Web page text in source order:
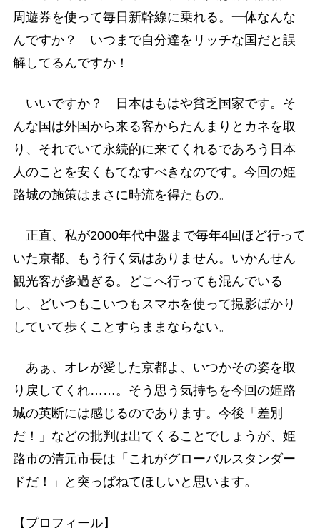
周遊券を使って毎日新幹線に乗れる。一体なんな
んですか？ いつまで自分達をリッチな国だと誤
解してるんですか！
いいですか？ 日本はもはや貧乏国家です。そ
んな国は外国から来る客からたんまりとカネを取
り、それでいて永続的に来てくれるであろう日本
人のことを安くもてなすべきなのです。今回の姫
路城の施策はまさに時流を得たもの。
正直、私が2000年代中盤まで毎年4回ほど行って
いた京都、もう行く気はありません。いかんせん
観光客が多過ぎる。どこへ行っても混んでいる
し、どいつもこいつもスマホを使って撮影ばかり
していて歩くことすらままならない。
あぁ、オレが愛した京都よ、いつかその姿を取
り戻してくれ……。そう思う気持ちを今回の姫路
城の英断には感じるのであります。今後「差別
だ！」などの批判は出てくることでしょうが、姫
路市の清元市長は「これがグローバルスタンダー
ドだ！」と突っぱねてほしいと思います。
【プロフィール】